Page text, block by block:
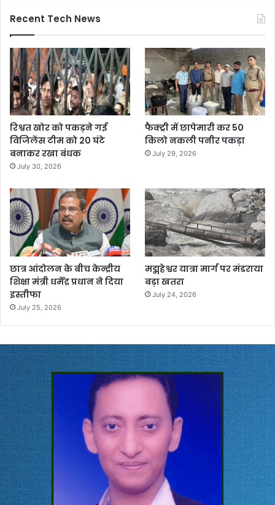
Recent Tech News
रिश्वत खोर को पकड़ने गई
विजिलेंस टीम को 20 घंटे
बनाकर रखा बंधक
July 30, 2026
फैक्ट्री में छापेमारी कर 50
किलो नकली पनीर पकड़ा
July 29, 2026
छात्र आंदोलन के बीच केन्द्रीय
शिक्षा मंत्री धर्मेंद्र प्रधान ने दिया
इस्तीफा
July 25, 2026
मद्महेश्वर यात्रा मार्ग पर मंडराया
बड़ा खतरा
July 24, 2026